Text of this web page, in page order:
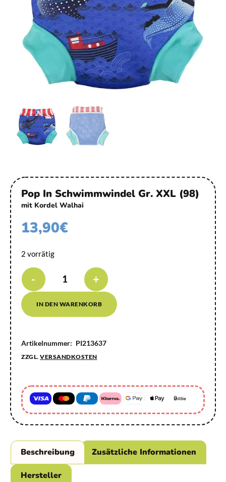
Pop In Schwimmwindel Gr. XXL (98)
mit Kordel Walhai
13,90€
2 vorrätig
- +
IN DEN WARENKORB
Artikelnummer: PI213637
ZZGL. VERSANDKOSTEN
Beschreibung Zusätzliche Informationen
Hersteller